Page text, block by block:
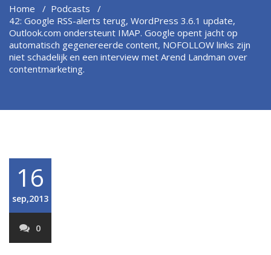
Home / Podcasts /
42: Google RSS-alerts terug, WordPress 3.6.1 update,
Outlook.com ondersteunt IMAP. Google opent jacht op
automatisch gegenereerde content, NOFOLLOW links zijn
niet schadelijk en een interview met Arend Landman over
contentmarketing.
16
sep,2013
0